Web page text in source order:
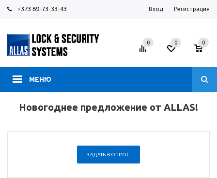
+373 69-73-33-43 Вход Регистрация
МЕНЮ
0 0 0
Новогоднее предложение от ALLAS!
ЗАДАТЬ ВОПРОС